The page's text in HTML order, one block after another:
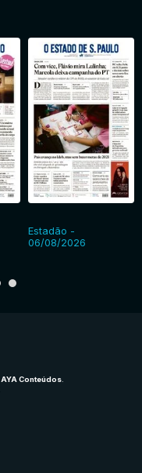
Estadão -
06/08/2026
AYA Conteúdos.